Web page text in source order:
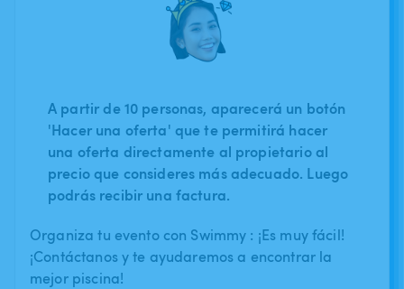
A partir de 10 personas, aparecerá un botón
'Hacer una oferta' que te permitirá hacer
una oferta directamente al propietario al
precio que consideres más adecuado. Luego
podrás recibir una factura.
Organiza tu evento con Swimmy : ¡Es muy fácil!
¡Contáctanos y te ayudaremos a encontrar la
mejor piscina!